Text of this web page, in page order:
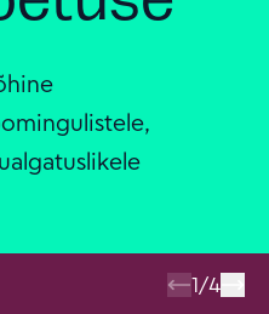
1/4